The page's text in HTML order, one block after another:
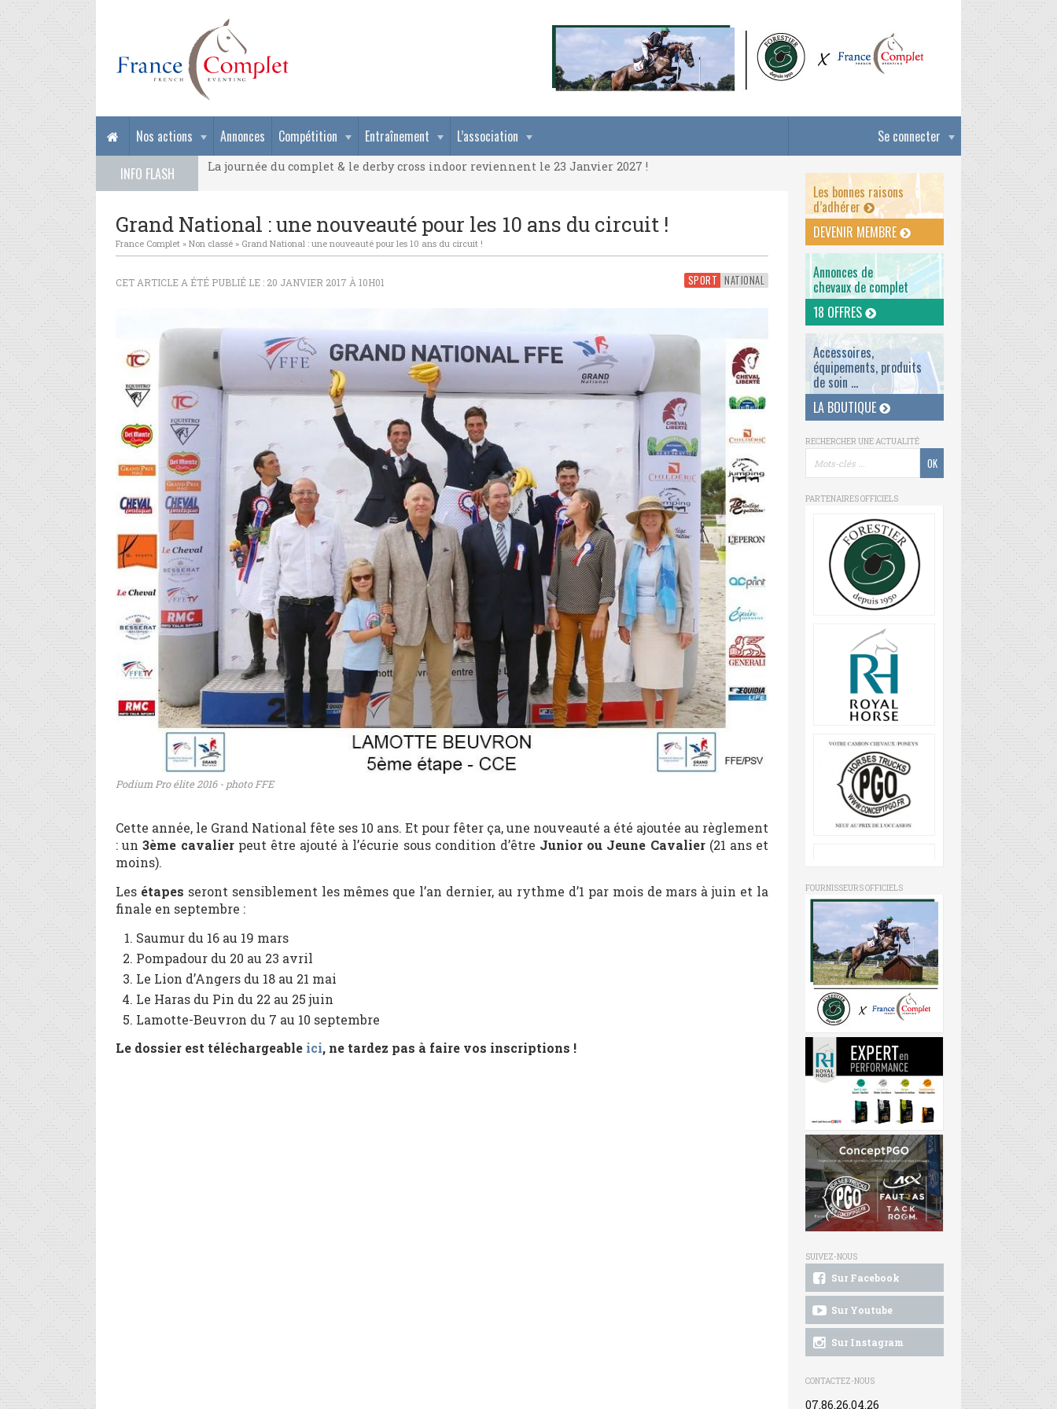
Se connecter
Nos actions Annonces Compétition Entraînement
L’association
INFO FLASH
La journée du complet & le derby cross indoor reviennent le 23 Janvier 2027 !
La journée du complet & le derby cross indoor reviennent le 23 Janvier 2027 !
Grand National : une nouveauté pour les 10 ans du circuit !
France Complet » Non classé » Grand National : une nouveauté pour les 10 ans du circuit !
SPORT NATIONAL
CET ARTICLE A ÉTÉ PUBLIÉ LE : 20 JANVIER 2017 À 10H01
Podium Pro élite 2016 - photo FFE
Cette année, le Grand National fête ses 10 ans. Et pour fêter ça, une nouveauté a été ajoutée au règlement
: un3ème cavalierpeut être ajouté à l’écurie sous condition d’être Junior ou Jeune Cavalier(21 ans et
moins).
Les étapes seront sensiblement les mêmes que l’an dernier, au rythme d’1 par mois de mars à juin et la
finale en septembre :
Saumur du 16 au 19 mars
Pompadour du 20 au 23 avril
Le Lion d’Angers du 18 au 21 mai
Le Haras du Pin du 22 au 25 juin
Lamotte-Beuvron du 7 au 10 septembre
Le dossier est téléchargeable ici, ne tardez pas à faire vos inscriptions !
Les bonnes raisons
d’adhérer
DEVENIR MEMBRE
Annonces de
chevaux de complet
18 OFFRES
Accessoires,
équipements, produits
de soin ...
LA BOUTIQUE
RECHERCHER UNE ACTUALITÉ
PARTENAIRES OFFICIELS
FOURNISSEURS OFFICIELS
SUIVEZ-NOUS
Sur Facebook
Sur Youtube
Sur Instagram
CONTACTEZ-NOUS
07.86.26.04.26